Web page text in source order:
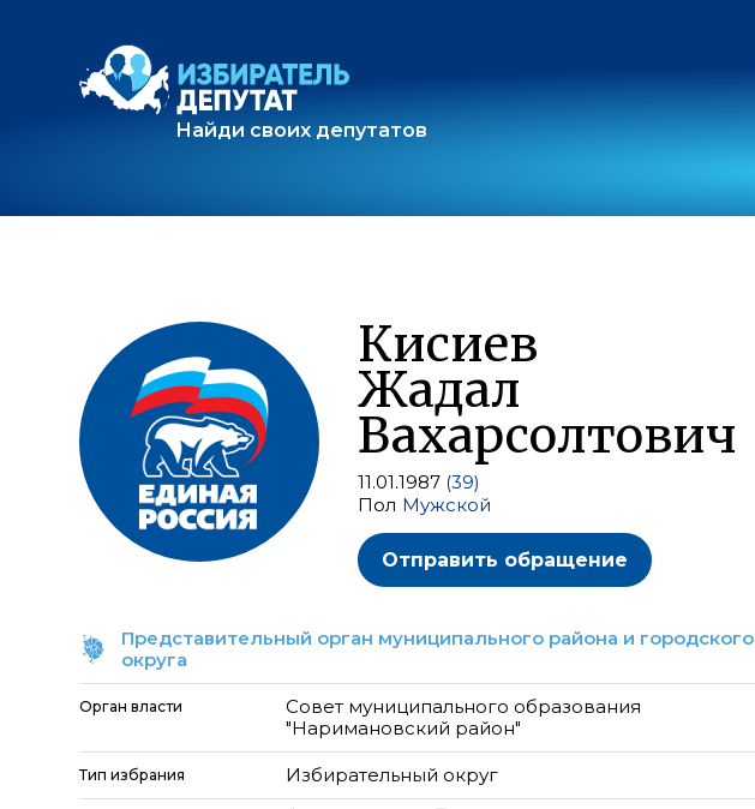
Найди своих депутатов
Кисиев
Жадал
Вахарсолтович
11.01.1987 (39)
Пол Мужской
Отправить обращение
Представительный орган муниципального района и городского
округа
Орган власти
Совет муниципального образования
"Наримановский район"
Тип избрания Избирательный округ